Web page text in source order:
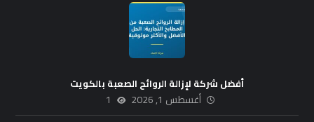
أفضل شركة لإزالة الروائح الصعبة بالكويت
أغسطس 1, 2026 1